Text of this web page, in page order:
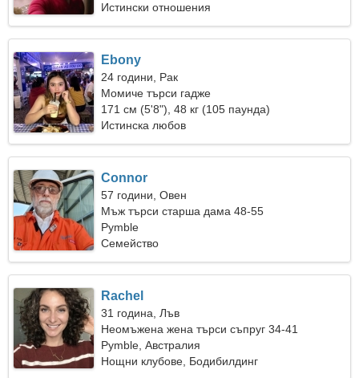
Истински отношения
Ebony
24 години, Рак
Момиче търси гадже
171 см (5'8"), 48 кг (105 паунда)
Истинска любов
Connor
57 години, Овен
Мъж търси старша дама 48-55
Pymble
Семейство
Rachel
31 година, Лъв
Неомъжена жена търси съпруг 34-41
Pymble, Австралия
Нощни клубове, Бодибилдинг